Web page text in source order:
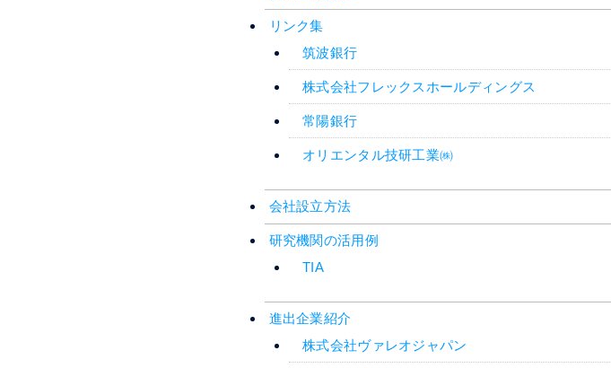
リンク集
筑波銀行
株式会社フレックスホールディングス
常陽銀行
オリエンタル技研工業㈱
会社設立方法
研究機関の活用例
TIA
進出企業紹介
株式会社ヴァレオジャパン